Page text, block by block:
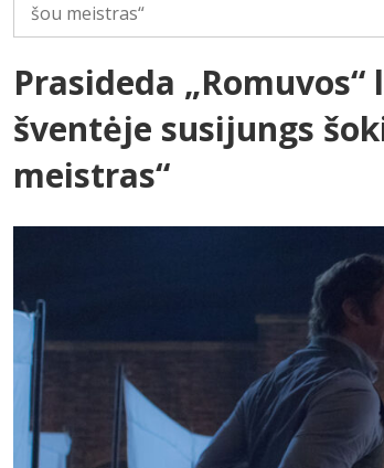
šou meistras“
Prasideda
šventėje susijungs
meistras“